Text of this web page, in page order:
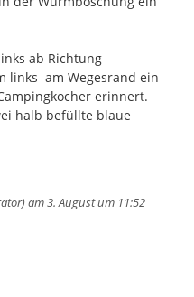
ab Richtung
links  am Wegesrand ein
erinnert.
halb befüllte blaue
am 3. August um 11:52